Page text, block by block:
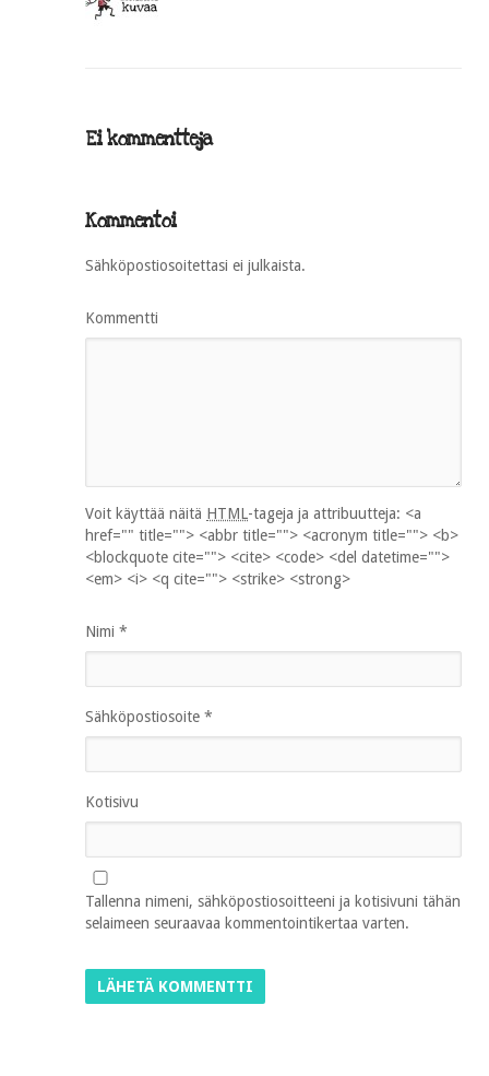
Ei kommentteja
Kommentoi
Sähköpostiosoitettasi ei julkaista.
Kommentti
Voit käyttää näitä HTML-tageja ja attribuutteja: <a
href="" title=""> <abbr title=""> <acronym title=""> <b>
<blockquote cite=""> <cite> <code> <del datetime="">
<em> <i> <q cite=""> <strike> <strong>
Nimi *
Sähköpostiosoite *
Kotisivu
Tallenna nimeni, sähköpostiosoitteeni ja kotisivuni tähän
selaimeen seuraavaa kommentointikertaa varten.